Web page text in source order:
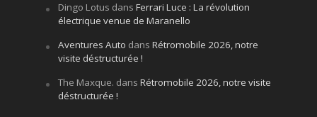
Dingo Lotus dans Ferrari Luce : La révolution
électrique venue de Maranello
Aventures Auto dans Rétromobile 2026, notre
visite déstructurée !
The Maxque. dans Rétromobile 2026, notre visite
déstructurée !